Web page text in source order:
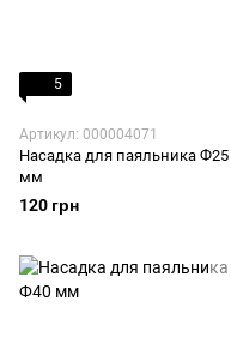
5
Артикул: 000004071
Насадка для паяльника Ф25
мм
120 грн